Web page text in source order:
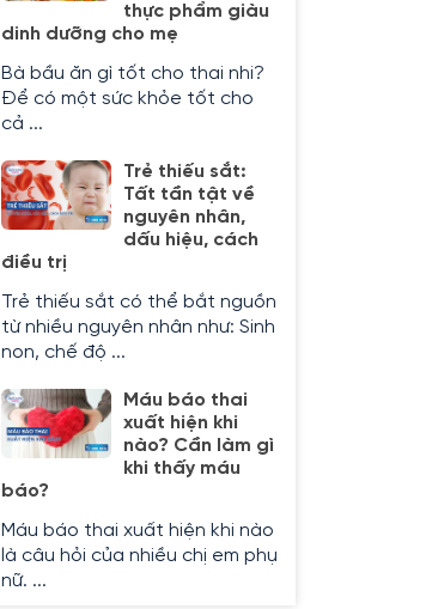
thực phẩm giàu
dinh dưỡng cho mẹ
Bà bầu ăn gì tốt cho thai nhi?
Để có một sức khỏe tốt cho
cả ...
Trẻ thiếu sắt:
Tất tần tật về
nguyên nhân,
dấu hiệu, cách
điều trị
Trẻ thiếu sắt có thể bắt nguồn
từ nhiều nguyên nhân như: Sinh
non, chế độ ...
Máu báo thai
xuất hiện khi
nào? Cần làm gì
khi thấy máu
báo?
Máu báo thai xuất hiện khi nào
là câu hỏi của nhiều chị em phụ
nữ. ...